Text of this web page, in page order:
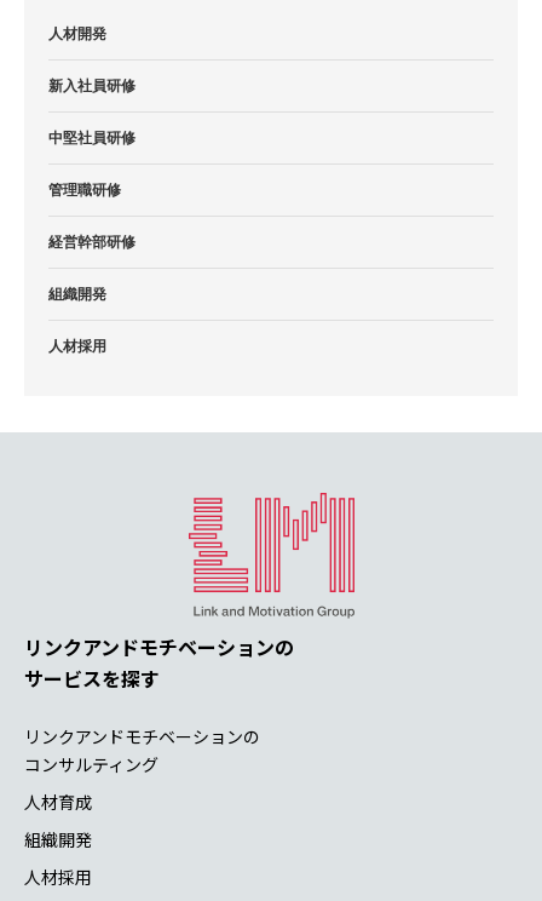
人材開発
新入社員研修
中堅社員研修
管理職研修
経営幹部研修
組織開発
人材採用
リンクアンドモチベーションの
サービスを探す
リンクアンドモチベーションの
コンサルティング
人材育成
組織開発
人材採用